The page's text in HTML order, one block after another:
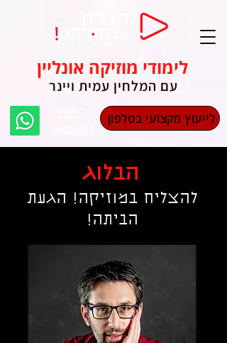
לימודי מוזיקה אונליין
עם המלחין עמית ויינר
לייעוץ מקצועי בטלפון
הבלוג
להצליח במוזיקה! הגעת
הביתה!